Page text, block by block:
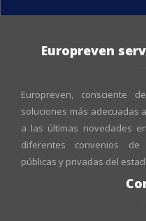
Europreven
Europreven, consciente
soluciones más adecuadas
a las últimas novedades
diferentes convenios de
públicas y privadas del